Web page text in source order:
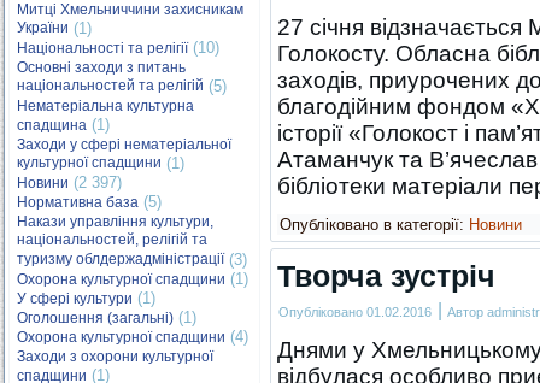
Митці Хмельниччини захисникам
України (1)
Національності та релігії(10)
Основні заходи з питань
національностей та релігій (5)
Нематеріальна культурна
спадщина (1)
Заходи у сфері нематеріальної
культурної спадщини (1)
Новини (2 397)
Нормативна база (5)
Накази управління культури,
національностей, релігій та
туризму облдержадміністрації(3)
Охорона культурної спадщини (1)
У сфері культури (1)
Оголошення (загальні) (1)
Охорона культурної спадщини (4)
Заходи з охорони культурної
спадщини (1)
27 січня
Голокосту. Обласна
заходів, приурочених до
благодійним фондом
історії «Голокост і
Атаманчук та
бібліотеки матеріали
Опубліковано в категорії: Новини
Творча зустріч
Опубліковано 01.02.2016 | Автор
Днями у
відбулася особливо